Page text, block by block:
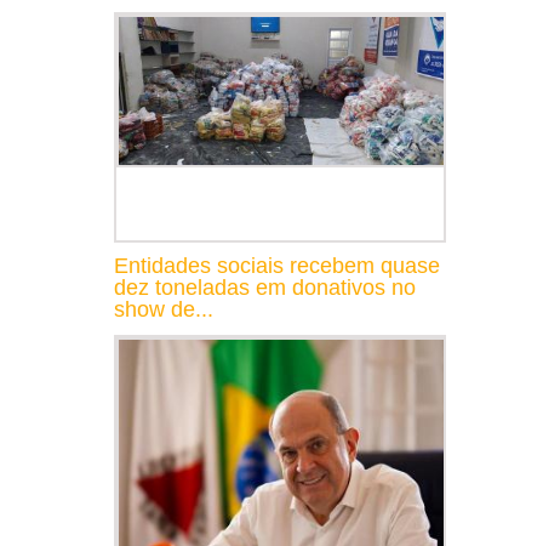
Entidades sociais recebem quase
dez toneladas em donativos no
show de...